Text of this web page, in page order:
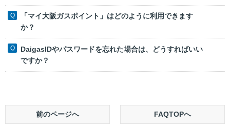
「マイ大阪ガスポイント」はどのように利用できます
か？
DaigasIDやパスワードを忘れた場合は、どうすればいい
ですか？
前のページへ FAQTOPへ